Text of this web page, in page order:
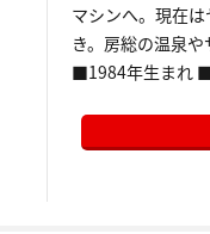
マシンへ。現在
き。房総の温泉
■1984年生まれ ■